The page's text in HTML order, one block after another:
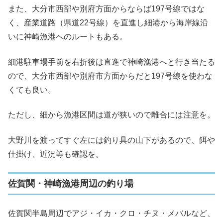
また、大分市西部や別府方面からならば197号線ではな
く、産業道路（県道22号線）を直進し細港から海岸線沿
いに神崎漁港へのルートもある。
細港駐車場手前を右折後は直進で神崎漁港へと行き当たる
ので、大分市西部や別府市方面からだと197号線を使わな
くても良い。
ただし、細から漁港区間は道が狭いので離合には注意を。
大野川を渡ってすぐ左には釣り具の山下があるので、餌や
仕掛け、近況等も確認を。
佐賀関・神崎漁港周辺の釣り場
佐賀関半島周辺でアジ・イカ・クロ・チヌ・メバルなど、